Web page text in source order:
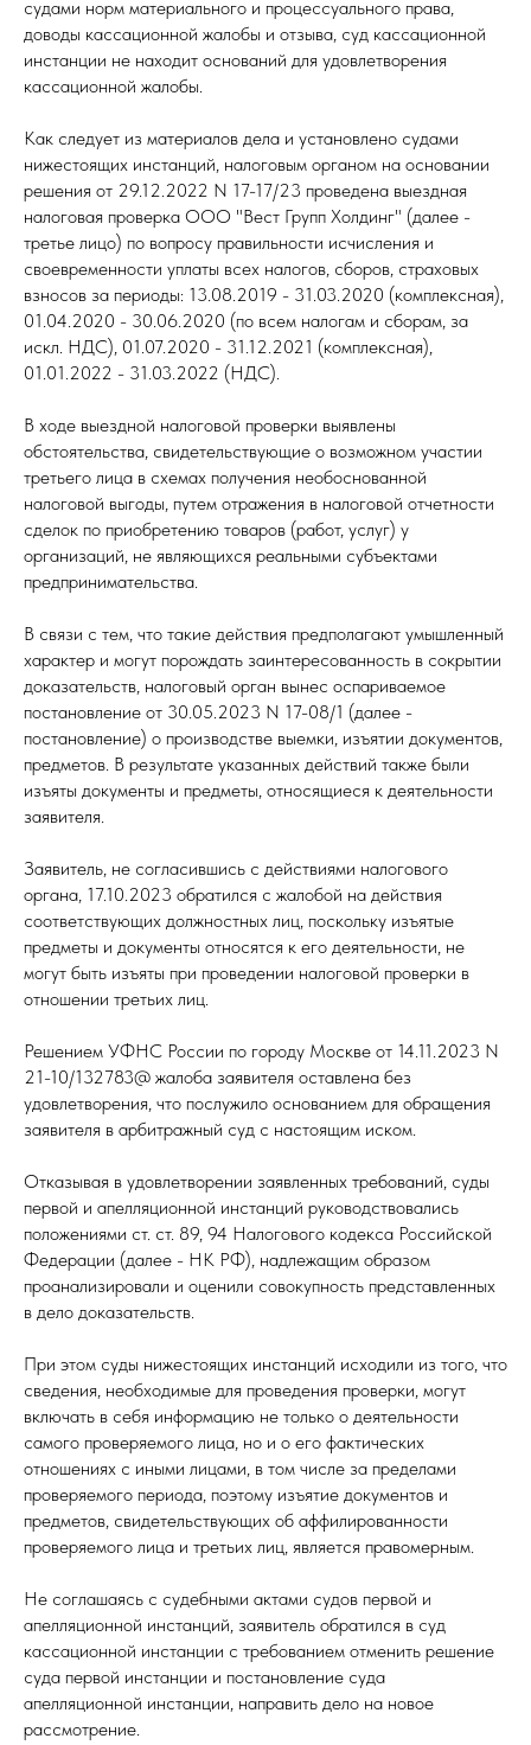
судами норм материального и процессуального права,
доводы кассационной жалобы и отзыва, суд кассационной
инстанции не находит оснований для удовлетворения
кассационной жалобы.
Как следует из материалов дела и установлено судами
нижестоящих инстанций, налоговым органом на основании
решения от 29.12.2022 N 17-17/23 проведена выездная
налоговая проверка ООО "Вест Групп Холдинг" (далее -
третье лицо) по вопросу правильности исчисления и
своевременности уплаты всех налогов, сборов, страховых
взносов за периоды: 13.08.2019 - 31.03.2020 (комплексная),
01.04.2020 - 30.06.2020 (по всем налогам и сборам, за
искл. НДС), 01.07.2020 - 31.12.2021 (комплексная),
01.01.2022 - 31.03.2022 (НДС).
В ходе выездной налоговой проверки выявлены
обстоятельства, свидетельствующие о возможном участии
третьего лица в схемах получения необоснованной
налоговой выгоды, путем отражения в налоговой отчетности
сделок по приобретению товаров (работ, услуг) у
организаций, не являющихся реальными субъектами
предпринимательства.
В связи с тем, что такие действия предполагают умышленный
характер и могут порождать заинтересованность в сокрытии
доказательств, налоговый орган вынес оспариваемое
постановление от 30.05.2023 N 17-08/1 (далее -
постановление) о производстве выемки, изъятии документов,
предметов. В результате указанных действий также были
изъяты документы и предметы, относящиеся к деятельности
заявителя.
Заявитель, не согласившись с действиями налогового
органа, 17.10.2023 обратился с жалобой на действия
соответствующих должностных лиц, поскольку изъятые
предметы и документы относятся к его деятельности, не
могут быть изъяты при проведении налоговой проверки в
отношении третьих лиц.
Решением УФНС России по городу Москве от 14.11.2023 N
21-10/132783@ жалоба заявителя оставлена без
удовлетворения, что послужило основанием для обращения
заявителя в арбитражный суд с настоящим иском.
Отказывая в удовлетворении заявленных требований, суды
первой и апелляционной инстанций руководствовались
положениями ст. ст. 89, 94 Налогового кодекса Российской
Федерации (далее - НК РФ), надлежащим образом
проанализировали и оценили совокупность представленных
в дело доказательств.
При этом суды нижестоящих инстанций исходили из того, что
сведения, необходимые для проведения проверки, могут
включать в себя информацию не только о деятельности
самого проверяемого лица, но и о его фактических
отношениях с иными лицами, в том числе за пределами
проверяемого периода, поэтому изъятие документов и
предметов, свидетельствующих об аффилированности
проверяемого лица и третьих лиц, является правомерным.
Не соглашаясь с судебными актами судов первой и
апелляционной инстанций, заявитель обратился в суд
кассационной инстанции с требованием отменить решение
суда первой инстанции и постановление суда
апелляционной инстанции, направить дело на новое
рассмотрение.